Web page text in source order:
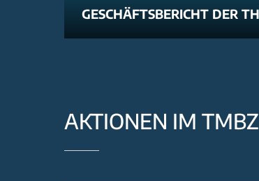
GESCHÄFTSBERICHT DER
AKTIONEN IM TMBZ